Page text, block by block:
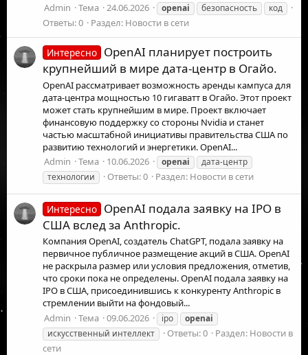
Admin
Тема 24.06.2026 openai безопасность код
Ответы: 0 Раздел: Новости в сети
Интересно OpenAI планирует построить
крупнейший в мире дата-центр в Огайо.
OpenAI рассматривает возможность аренды кампуса для
дата-центра мощностью 10 гигаватт в Огайо. Этот проект
может стать крупнейшим в мире. Проект включает
финансовую поддержку со стороны Nvidia и станет
частью масштабной инициативы правительства США по
развитию технологий и энергетики. OpenAI...
Admin
Тема 10.06.2026 openai
дата-центр
технологии
Ответы: 0 Раздел: Новости в сети
Интересно OpenAI подала заявку на IPO в
США вслед за Anthropic.
Компания OpenAI, создатель ChatGPT, подала заявку на
первичное публичное размещение акций в США. OpenAI
не раскрыла размер или условия предложения, отметив,
что сроки пока не определены. OpenAI подала заявку на
IPO в США, присоединившись к конкуренту Anthropic в
стремлении выйти на фондовый...
Admin
Тема 09.06.2026 ipo
openai
искусственный интеллект
Ответы: 0 Раздел: Новости в
сети